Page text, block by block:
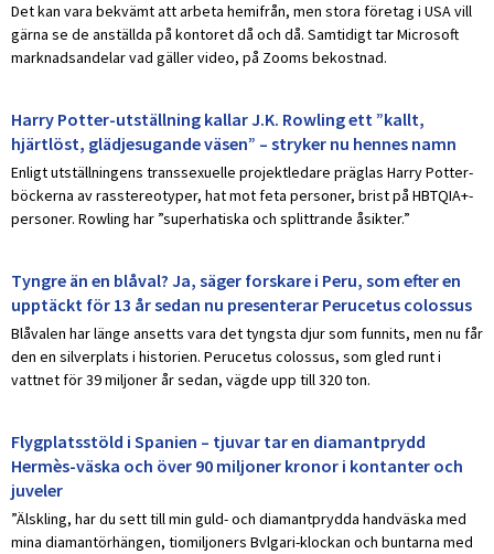
Det kan vara bekvämt att arbeta hemifrån, men stora företag i USA vill
gärna se de anställda på kontoret då och då. Samtidigt tar Microsoft
marknadsandelar vad gäller video, på Zooms bekostnad.
Harry Potter-utställning kallar J.K. Rowling ett ”kallt,
hjärtlöst, glädjesugande väsen” – stryker nu hennes namn
Enligt utställningens transsexuelle projektledare präglas Harry Potter-
böckerna av rasstereotyper, hat mot feta personer, brist på HBTQIA+-
personer. Rowling har ”superhatiska och splittrande åsikter.”
Tyngre än en blåval? Ja, säger forskare i Peru, som efter en
upptäckt för 13 år sedan nu presenterar Perucetus colossus
Blåvalen har länge ansetts vara det tyngsta djur som funnits, men nu får
den en silverplats i historien. Perucetus colossus, som gled runt i
vattnet för 39 miljoner år sedan, vägde upp till 320 ton.
Flygplatsstöld i Spanien – tjuvar tar en diamantprydd
Hermès-väska och över 90 miljoner kronor i kontanter och
juveler
”Älskling, har du sett till min guld- och diamantprydda handväska med
mina diamantörhängen, tiomiljoners Bvlgari-klockan och buntarna med